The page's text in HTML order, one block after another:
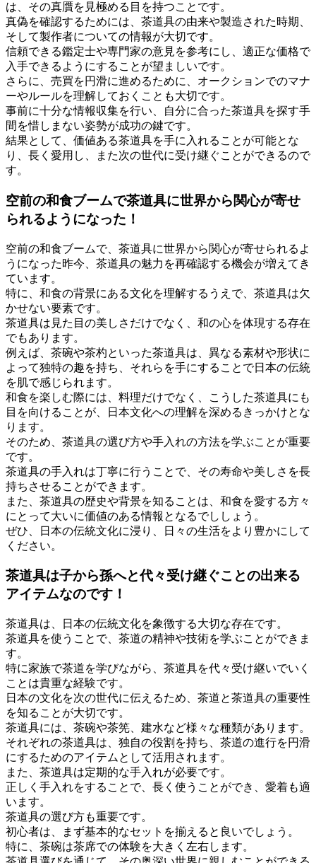
は、その真贋を見極める目を持つことです。
真偽を確認するためには、茶道具の由来や製造された時期、
そして製作者についての情報が大切です。
信頼できる鑑定士や専門家の意見を参考にし、適正な価格で
入手できるようにすることが望ましいです。
さらに、売買を円滑に進めるために、オークションでのマナ
ーやルールを理解しておくことも大切です。
事前に十分な情報収集を行い、自分に合った茶道具を探す手
間を惜しまない姿勢が成功の鍵です。
結果として、価値ある茶道具を手に入れることが可能とな
り、長く愛用し、また次の世代に受け継ぐことができるので
す。
空前の和食ブームで茶道具に世界から関心が寄せ
られるようになった！
空前の和食ブームで、茶道具に世界から関心が寄せられるよ
うになった昨今、茶道具の魅力を再確認する機会が増えてき
ています。
特に、和食の背景にある文化を理解するうえで、茶道具は欠
かせない要素です。
茶道具は見た目の美しさだけでなく、和の心を体現する存在
でもあります。
例えば、茶碗や茶杓といった茶道具は、異なる素材や形状に
よって独特の趣を持ち、それらを手にすることで日本の伝統
を肌で感じられます。
和食を楽しむ際には、料理だけでなく、こうした茶道具にも
目を向けることが、日本文化への理解を深めるきっかけとな
ります。
そのため、茶道具の選び方や手入れの方法を学ぶことが重要
です。
茶道具の手入れは丁寧に行うことで、その寿命や美しさを長
持ちさせることができます。
また、茶道具の歴史や背景を知ることは、和食を愛する方々
にとって大いに価値のある情報となるでししょう。
ぜひ、日本の伝統文化に浸り、日々の生活をより豊かにして
ください。
茶道具は子から孫へと代々受け継ぐことの出来る
アイテムなのです！
茶道具は、日本の伝統文化を象徴する大切な存在です。
茶道具を使うことで、茶道の精神や技術を学ぶことができま
す。
特に家族で茶道を学びながら、茶道具を代々受け継いでいく
ことは貴重な経験です。
日本の文化を次の世代に伝えるため、茶道と茶道具の重要性
を知ることが大切です。
茶道具には、茶碗や茶筅、建水など様々な種類があります。
それぞれの茶道具は、独自の役割を持ち、茶道の進行を円滑
にするためのアイテムとして活用されます。
また、茶道具は定期的な手入れが必要です。
正しく手入れをすることで、長く使うことができ、愛着も適
います。
茶道具の選び方も重要です。
初心者は、まず基本的なセットを揃えると良いでしょう。
特に、茶碗は茶席での体験を大きく左右します。